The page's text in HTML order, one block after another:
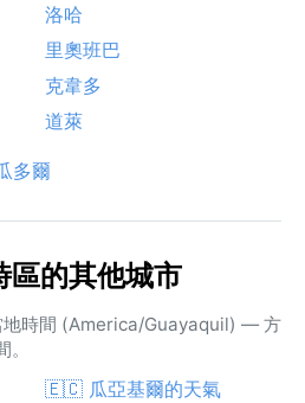
洛哈
里奧班巴
克韋多
道萊
多爾
區的其他城市
地時間 (America/Guayaquil) — 方
🇪🇨 瓜亞基爾的天氣